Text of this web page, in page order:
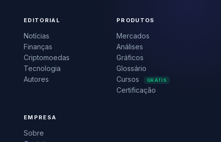
EDITORIAL
Notícias
Finanças
Criptomoedas
Tecnologia
Autores
PRODUTOS
Mercados
Análises
Gráficos
Glossário
Cursos
GRÁTIS
Certificação
EMPRESA
Sobre